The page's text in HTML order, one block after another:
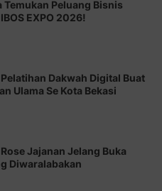
Peluang Bisnis
EXPO 2026!
Dakwah Digital Buat
Ulama Se Kota Bekasi
Jajanan Jelang Buka
Diwaralabakan